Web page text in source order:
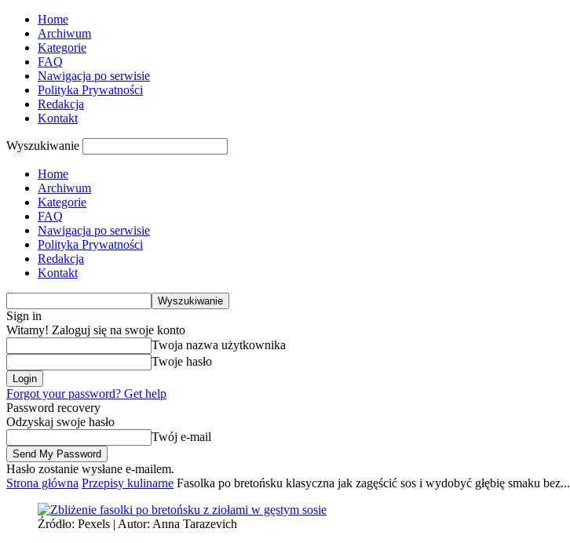
Home
Archiwum
Kategorie
FAQ
Nawigacja po serwisie
Polityka Prywatności
Redakcja
Kontakt
Wyszukiwanie
Home
Archiwum
Kategorie
FAQ
Nawigacja po serwisie
Polityka Prywatności
Redakcja
Kontakt
Sign in
Witamy! Zaloguj się na swoje konto
Twoja nazwa użytkownika
Twoje hasło
Forgot your password? Get help
Password recovery
Odzyskaj swoje hasło
Twój e-mail
Hasło zostanie wysłane e-mailem.
Strona główna Przepisy kulinarne Fasolka po bretońsku klasyczna jak zagęścić sos i wydobyć głębię smaku bez...
Źródło: Pexels | Autor: Anna Tarazevich